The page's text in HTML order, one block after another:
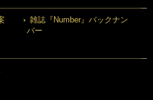
雑誌『Number』バックナン
バー